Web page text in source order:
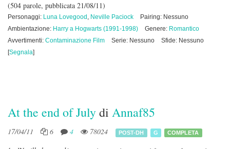
(504 parole, pubblicata 21/08/11)
Personaggi: Luna Lovegood , Neville Paciock
Pairing: Nessuno
Ambientazione: Harry a Hogwarts (1991-1998) Genere: Romantico
Avvertimenti: Contaminazione Film Serie: Nessuno
Sfide: Nessuno
[Segnala]
At the end of Julydi Annaf85
17/04/11 6 4 78024 POST-DH G COMPLETA